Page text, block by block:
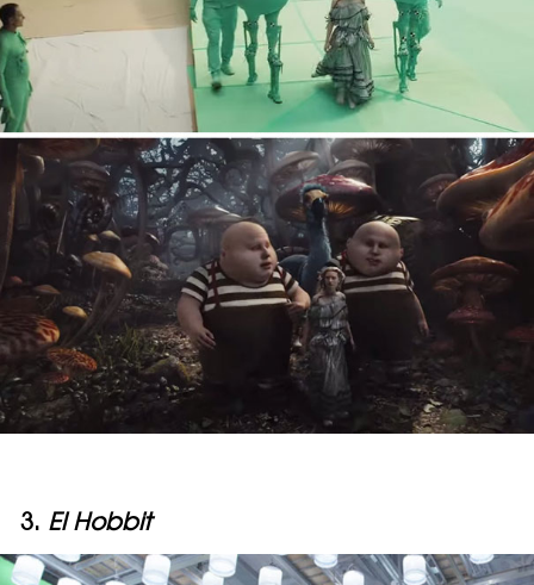
3. El Hobbit